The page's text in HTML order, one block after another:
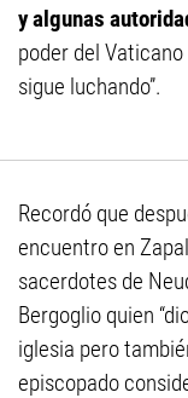
y algunas
poder del
sigue luchando”.
Recordó que
encuentro en
sacerdotes de
Bergoglio quien
iglesia pero
episcopado